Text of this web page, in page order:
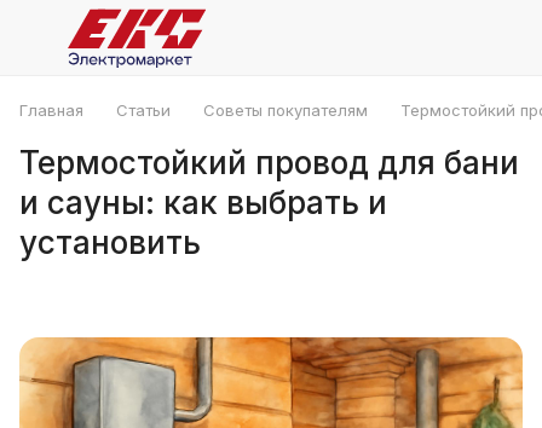
Главная Статьи Советы покупателям Термостойкий
Термостойкий провод для бани
и сауны: как выбрать и
установить